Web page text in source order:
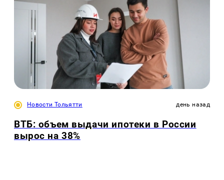
Новости Тольятти день назад
ВТБ: объем выдачи ипотеки в России
вырос на 38%